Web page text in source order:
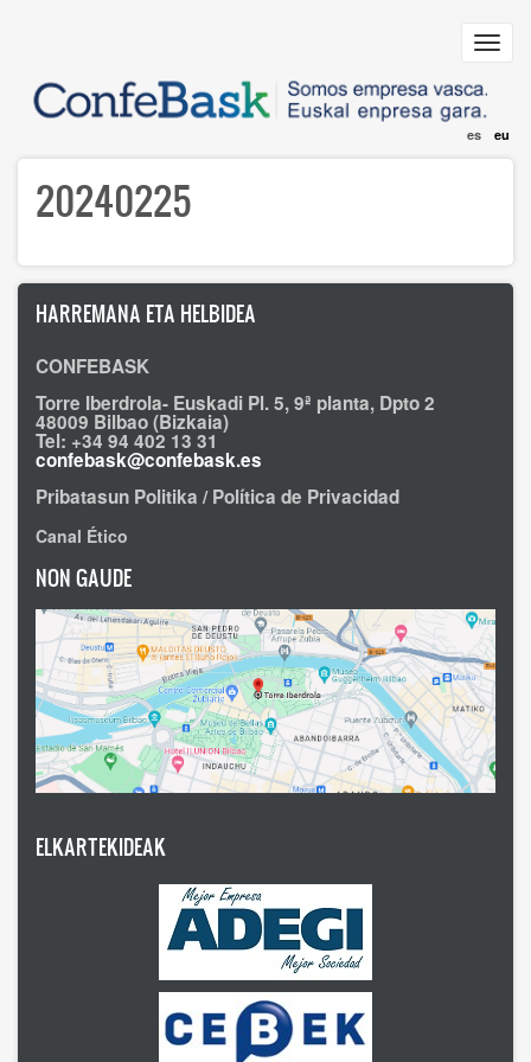
content
es eu
20240225
HARREMANA ETA HELBIDEA
CONFEBASK
Torre Iberdrola- Euskadi Pl. 5, 9ª planta, Dpto 2
48009 Bilbao (Bizkaia)
Tel: +34 94 402 13 31
confebask@confebask.es
Pribatasun Politika / Política de Privacidad
Canal Ético
NON GAUDE
ELKARTEKIDEAK